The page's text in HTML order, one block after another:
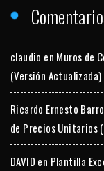
claudio en Muros de
(Versión Actualizada)
Ricardo Ernesto
de Precios Unitarios
DAVID en Plantilla